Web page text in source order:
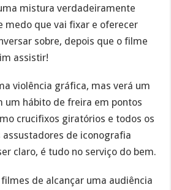
mistura verdadeiramente
medo que vai fixar e oferecer
sobre, depois que o filme
assistir!
violência gráfica, mas verá um
um hábito de freira em pontos
crucifixos giratórios e todos os
de iconografia
claro, é tudo no serviço do bem.
de alcançar uma audiência